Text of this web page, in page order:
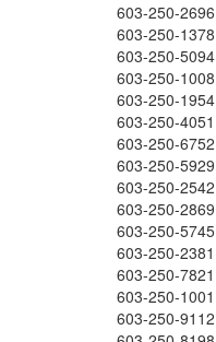
603-250-2696
603-250-1378
603-250-5094
603-250-1008
603-250-1954
603-250-4051
603-250-6752
603-250-5929
603-250-2542
603-250-2869
603-250-5745
603-250-2381
603-250-7821
603-250-1001
603-250-9112